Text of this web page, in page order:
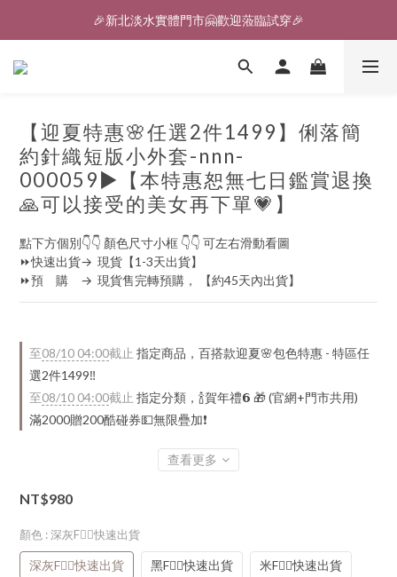
🎉新北淡水實體門市🤗歡迎蒞臨試穿🎉
🎉新北淡水實體門市🤗歡迎蒞臨試穿🎉
【迎夏特惠🌸任選2件1499】俐落簡
約針織短版小外套-nnn-
000059▶【本特惠恕無七日鑑賞退換
🙏可以接受的美女再下單💗】
點下方個別👇👇 顏色尺寸小框 👇👇 可左右滑動看圖
⏩快速出貨→  現貨【1-3天出貨】
⏩預　購　→  現貨售完轉預購， 【約45天內出貨】
至08/10 04:00截止 指定商品，百搭款迎夏🌸包色特惠 - 特區任
選2件1499‼️
至08/10 04:00截止 指定分類，🍾賀年禮️𝟲 🎁 (官網+門市共用)
滿2000贈200酷碰券💵無限疊加❗
查看更多
NT$980
顏色 : 深灰F👈🏻快速出貨
深灰F👈🏻快速出貨 黑F👈🏻快速出貨 米F👈🏻快速出貨